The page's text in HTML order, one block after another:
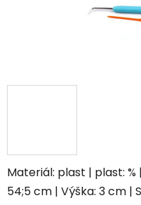
Materiál: plast | plast: %
54;5 cm | Výška: 3 cm |